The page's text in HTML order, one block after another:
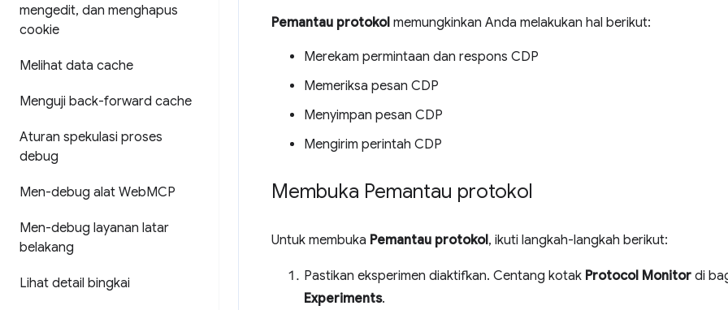
mengedit, dan menghapus
cookie
Melihat data cache
Menguji back-forward cache
Aturan spekulasi proses
debug
Men-debug alat WebMCP
Men-debug layanan latar
belakang
Lihat detail bingkai
Pemantau protokol memungkinkan Anda melakukan hal berikut:
Merekam permintaan dan respons CDP
Memeriksa pesan CDP
Menyimpan pesan CDP
Mengirim perintah CDP
Membuka Pemantau protokol
Untuk membuka Pemantau protokol, ikuti langkah-langkah berikut:
Pastikan eksperimen diaktifkan. Centang kotak Protocol Monitor di
Experiments.